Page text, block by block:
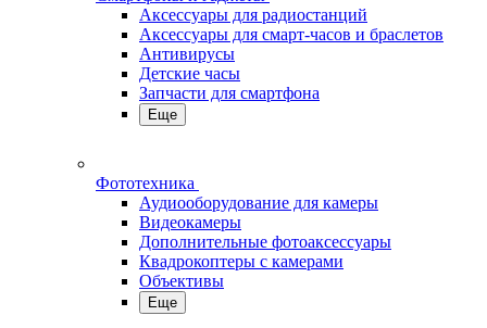
Аксессуары для радиостанций
Аксессуары для смарт-часов и браслетов
Антивирусы
Детские часы
Запчасти для смартфона
Еще
Фототехника
Аудиооборудование для камеры
Видеокамеры
Дополнительные фотоаксессуары
Квадрокоптеры с камерами
Объективы
Еще